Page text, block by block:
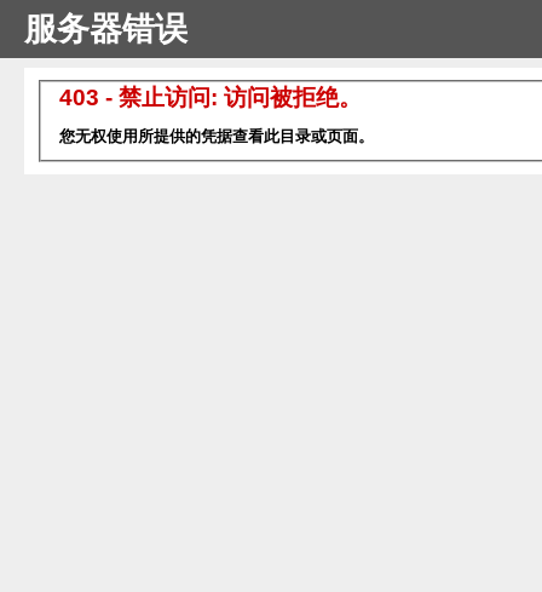
服务器错误
403 - 禁止访问: 访问被拒绝。
您无权使用所提供的凭据查看此目录或页面。